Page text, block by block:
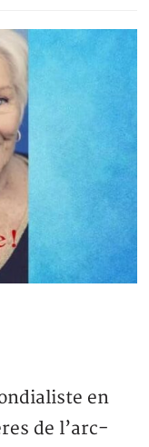
en
de l’arc-